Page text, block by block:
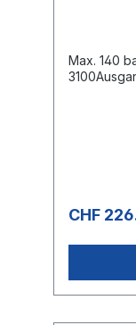
Max. 140
CHF